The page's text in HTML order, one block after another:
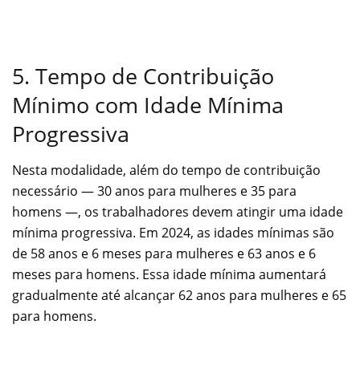
5. Tempo de Contribuição
Mínimo com Idade Mínima
Progressiva
Nesta modalidade, além do tempo de contribuição
necessário — 30 anos para mulheres e 35 para
homens —, os trabalhadores devem atingir uma idade
mínima progressiva. Em 2024, as idades mínimas são
de 58 anos e 6 meses para mulheres e 63 anos e 6
meses para homens. Essa idade mínima aumentará
gradualmente até alcançar 62 anos para mulheres e 65
para homens.